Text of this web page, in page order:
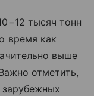
тысяч тонн
время как
выше
отметить,
зарубежных